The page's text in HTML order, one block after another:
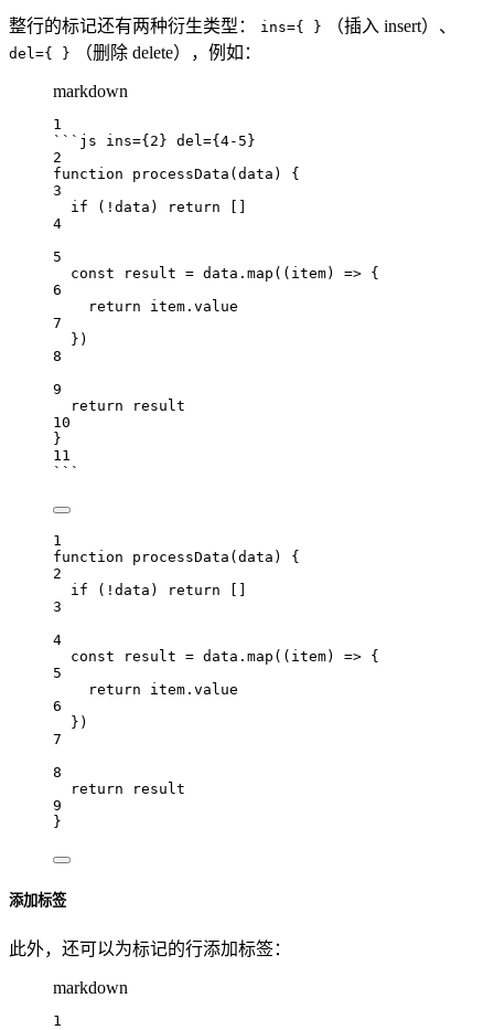
整行的标记还有两种衍生类型： ins={ } （插入 insert）、
del={ } （删除 delete），例如：
markdown
1
```js ins={2} del={4-5}
2
function
processData (data ) {
3
if ( ! data ) return []
4
5
const
result = data . map (( item) => {
6
return
item . value
7
})
8
9
return
result
10
}
11
```
1
function
processData (data ) {
2
if ( ! data ) return []
3
4
const
result = data . map (( item) => {
5
return
item . value
6
})
7
8
return
result
9
}
添加标签
此外，还可以为标记的行添加标签：
markdown
1